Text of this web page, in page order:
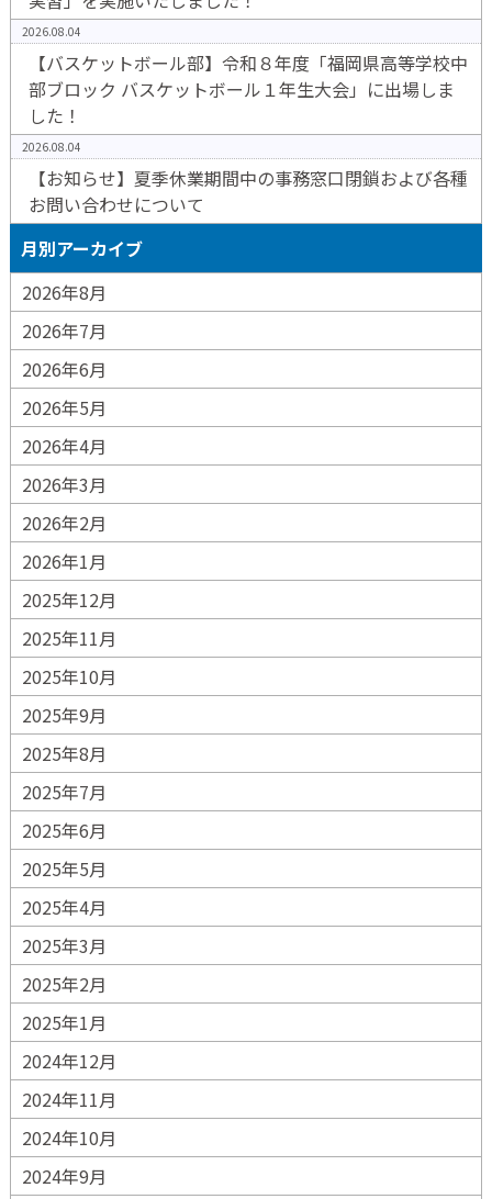
2026.08.04
【バスケットボール部】令和８年度「福岡県高等学校中
部ブロック バスケットボール１年生大会」に出場しま
した！
2026.08.04
【お知らせ】夏季休業期間中の事務窓口閉鎖および各種
お問い合わせについて
月別アーカイブ
2026年8月
2026年7月
2026年6月
2026年5月
2026年4月
2026年3月
2026年2月
2026年1月
2025年12月
2025年11月
2025年10月
2025年9月
2025年8月
2025年7月
2025年6月
2025年5月
2025年4月
2025年3月
2025年2月
2025年1月
2024年12月
2024年11月
2024年10月
2024年9月